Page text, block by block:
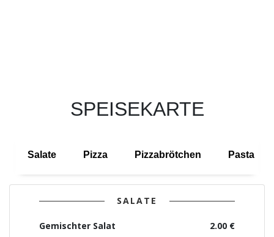
SPEISEKARTE
Salate Pizza Pizzabrötchen Pasta
SALATE
2.00 €
Gemischter Salat